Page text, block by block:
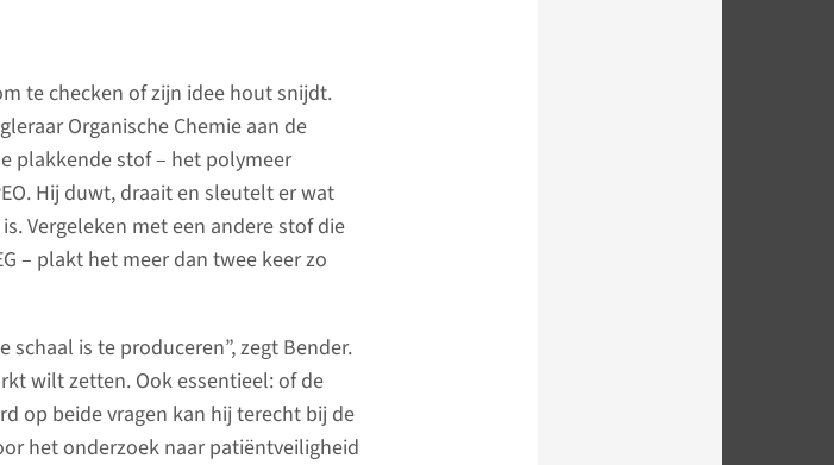
te checken of zijn idee hout snijdt.
Organische Chemie aan de
plakkende stof – het polymeer
Hij duwt, draait en sleutelt er wat
Vergeleken met een andere stof die
– plakt het meer dan twee keer zo
is te produceren”, zegt Bender.
wilt zetten. Ook essentieel: of de
op beide vragen kan hij terecht bij de
het onderzoek naar patiëntveiligheid